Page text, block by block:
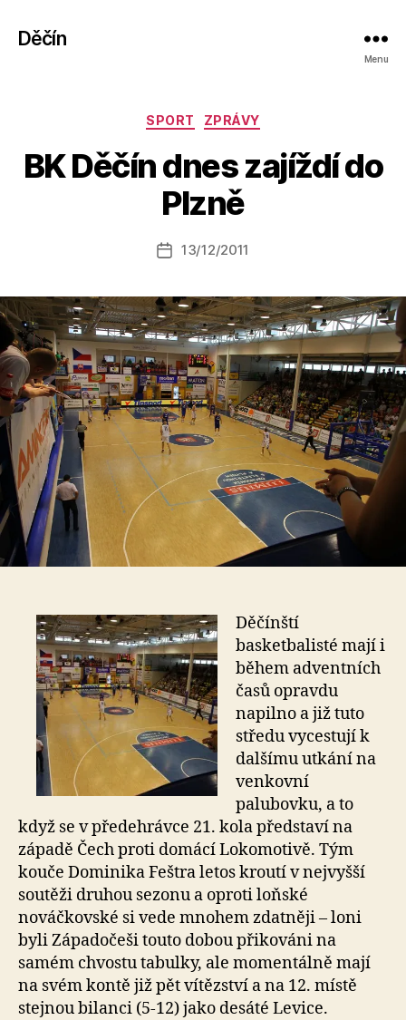
Děčín
Menu
Rubriky
SPORT ZPRÁVY
BK Děčín dnes zajíždí do
Plzně
Autor
příspěvku
u
t
o
a
s
o
Datum
13/12/2011
Děčínští
basketbalisté mají i
během adventních
časů opravdu
napilno a již tuto
středu vycestují k
dalšímu utkání na
venkovní
palubovku, a to
když se v předehrávce 21. kola představí na
západě Čech proti domácí Lokomotivě. Tým
kouče Dominika Feštra letos kroutí v nejvyšší
soutěži druhou sezonu a oproti loňské
nováčkovské si vede mnohem zdatněji – loni
byli Západočeši touto dobou přikováni na
samém chvostu tabulky, ale momentálně mají
na svém kontě již pět vítězství a na 12. místě
stejnou bilanci (5-12) jako desáté Levice.